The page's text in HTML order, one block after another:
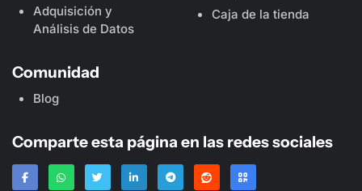
Adquisición y
Análisis de Datos
Caja de la tienda
Comunidad
Blog
Comparte esta página en las redes sociales